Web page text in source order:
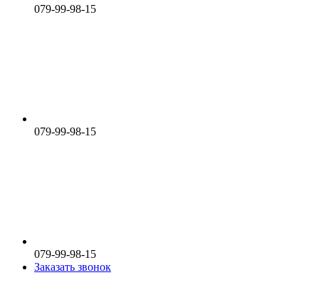
079-99-98-15
079-99-98-15
079-99-98-15
Заказать звонок